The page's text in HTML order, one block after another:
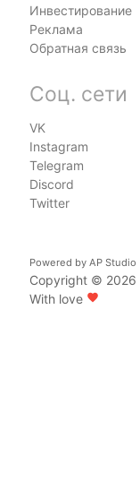
Инвестирование
Реклама
Обратная связь
Соц. сети
VK
Instagram
Telegram
Discord
Twitter
Powered by AP Studio
Copyright © 2026
With love favorite